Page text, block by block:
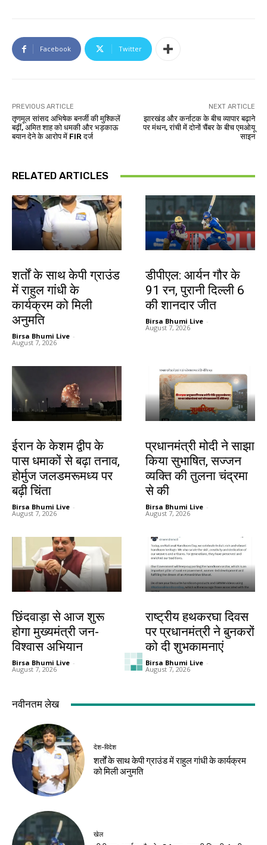
Facebook Twitter
PREVIOUS ARTICLE
तृणमूल सांसद अभिषेक बनर्जी की मुश्किलें
बढ़ीं, अमित शाह को धमकी और भड़काऊ
बयान देने के आरोप में FIR दर्ज
NEXT ARTICLE
झारखंड और कर्नाटक के बीच व्यापार बढ़ाने
पर मंथन, रांची में दोनों चैंबर के बीच एमओयू
साइन
RELATED ARTICLES
शर्तों के साथ केपी ग्राउंड
में राहुल गांधी के
कार्यक्रम को मिली
अनुमति
Birsa Bhumi Live -
August 7, 2026
डीपीएल: आर्यन गौर के
91 रन, पुरानी दिल्ली 6
की शानदार जीत
Birsa Bhumi Live -
August 7, 2026
ईरान के केशम द्वीप के
पास धमाकों से बढ़ा तनाव,
होर्मुज जलडमरूमध्य पर
बढ़ी चिंता
Birsa Bhumi Live -
August 7, 2026
प्रधानमंत्री मोदी ने साझा
किया सुभाषित, सज्जन
व्यक्ति की तुलना चंद्रमा
से की
Birsa Bhumi Live -
August 7, 2026
छिंदवाड़ा से आज शुरू
होगा मुख्यमंत्री जन-
विश्वास अभियान
Birsa Bhumi Live -
August 7, 2026
राष्ट्रीय हथकरघा दिवस
पर प्रधानमंत्री ने बुनकरों
को दी शुभकामनाएं
Birsa Bhumi Live -
August 7, 2026
देश-विदेश
बारिश से उत्तराखंड में
जनजीवन प्रभावित,
बद्रीनाथ मार्ग बाधित
Birsa Bhumi Live
August 7, 2026
देश-विदेश